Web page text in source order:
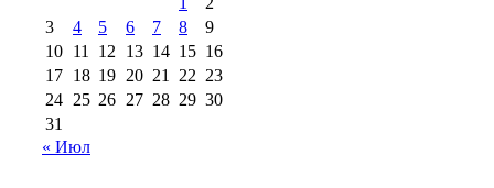
августа 2013 г
(12)
3
4 5 6 7 8
9
10 11 12 13 14 15 16
17 18 19 20 21 22 23
24 25 26 27 28 29 30
31
« Июл